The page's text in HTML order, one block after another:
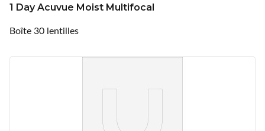
1 Day Acuvue Moist Multifocal
Boîte 30 lentilles